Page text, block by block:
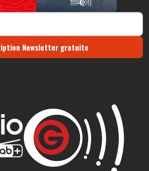
Newsletter gratuite